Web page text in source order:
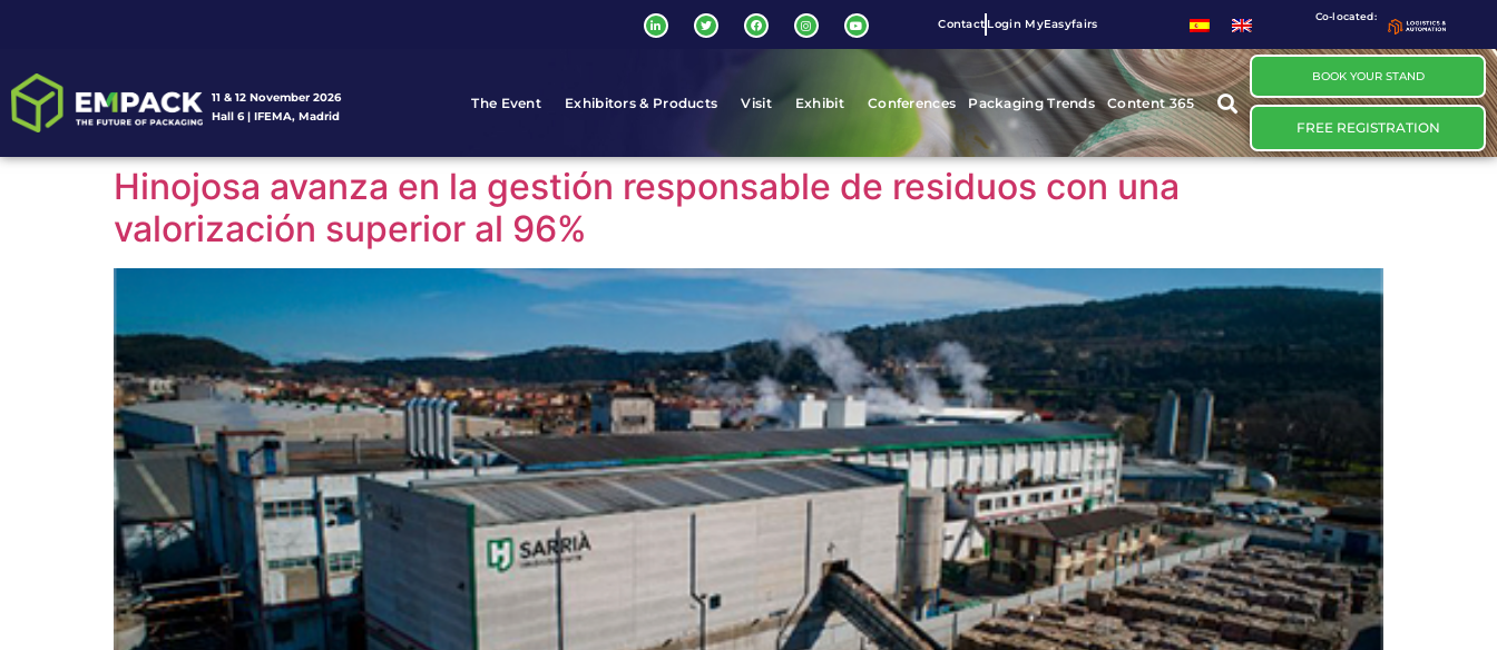
Contact Login MyEasyfairs
Co-located:
11 & 12 November 2026
Hall 6 | IFEMA, Madrid
The Event Exhibitors & Products Visit Exhibit Conferences Packaging Trends Content 365
BOOK YOUR STAND
FREE REGISTRATION
Hinojosa avanza en la gestión responsable de residuos con una
valorización superior al 96%